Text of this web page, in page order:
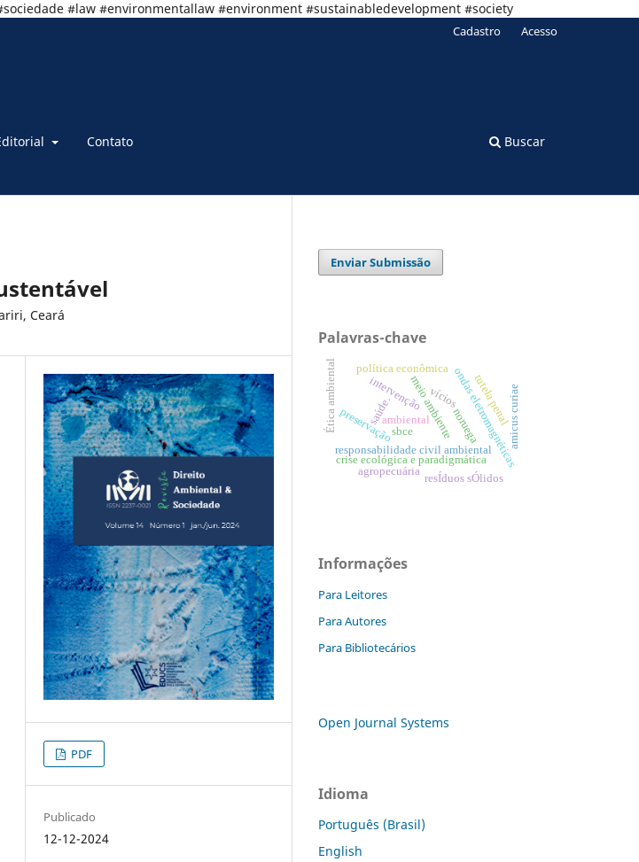
#law #environmentallaw #environment #sustainabledevelopment #society
Contato Buscar
Cadastro Acesso
Ceará
PDF
Publicado
12-12-2024
Enviar Submissão
Palavras-chave
ambiental noruega
responsabilidade civil ambiental
meio ambienteondas eletromagnéticas
saúde.
intervenção
preservação
política econômica
Ética ambiental
crise ecológica e paradigmática
amicus curiae
agropecuária
sbce
tutela penal
vícios
resÍduos sÓlidos
Informações
Para Leitores
Para Autores
Para Bibliotecários
Open Journal Systems
Idioma
Português (Brasil)
English